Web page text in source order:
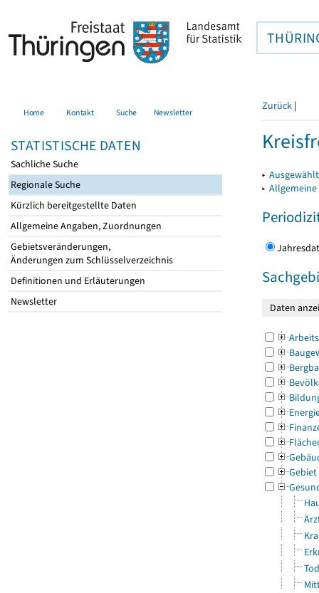
Home Kontakt Suche Newsletter
STATISTISCHE DATEN
Sachliche Suche
Regionale Suche
Kürzlich bereitgestellte Daten
Allgemeine Angaben, Zuordnungen
Gebietsveränderungen,
Änderungen zum Schlüsselverzeichnis
Definitionen und Erläuterungen
Newsletter
Zurück |
▸
▸
Gebiet